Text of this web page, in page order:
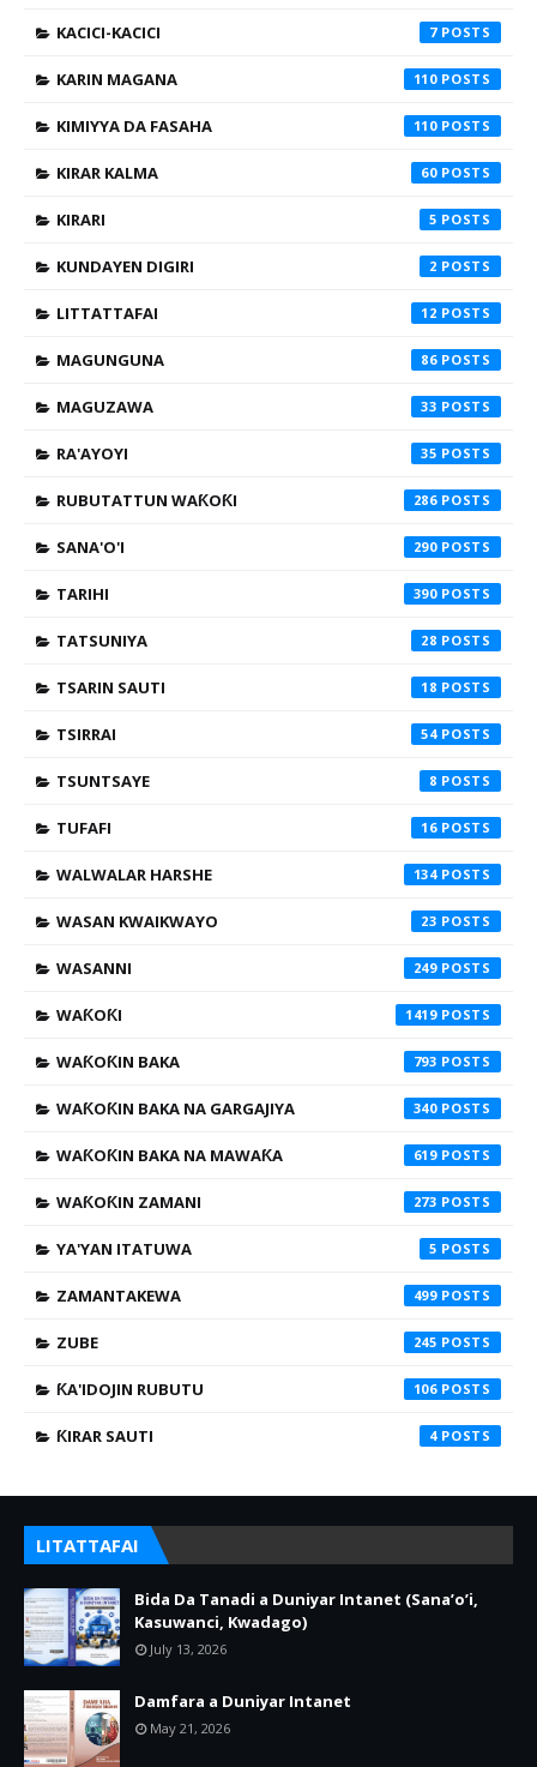
KACICI-KACICI 7
KARIN MAGANA 110
KIMIYYA DA FASAHA 110
KIRAR KALMA 60
KIRARI 5
KUNDAYEN DIGIRI 2
LITTATTAFAI 12
MAGUNGUNA 86
MAGUZAWA 33
RA'AYOYI 35
RUBUTATTUN WAƘOƘI 286
SANA'O'I 290
TARIHI 390
TATSUNIYA 28
TSARIN SAUTI 18
TSIRRAI 54
TSUNTSAYE 8
TUFAFI 16
WALWALAR HARSHE 134
WASAN KWAIKWAYO 23
WASANNI 249
WAƘOƘI 1419
WAƘOƘIN BAKA 793
WAƘOƘIN BAKA NA GARGAJIYA 340
WAƘOƘIN BAKA NA MAWAƘA 619
WAƘOƘIN ZAMANI 273
YA'YAN ITATUWA 5
ZAMANTAKEWA 499
ZUBE 245
ƘA'IDOJIN RUBUTU 106
ƘIRAR SAUTI 4
LITATTAFAI
Bida Da Tanadi a Duniyar Intanet (Sana’o’i,
Kasuwanci, Kwadago)
July 13, 2026
Damfara a Duniyar Intanet
May 21, 2026